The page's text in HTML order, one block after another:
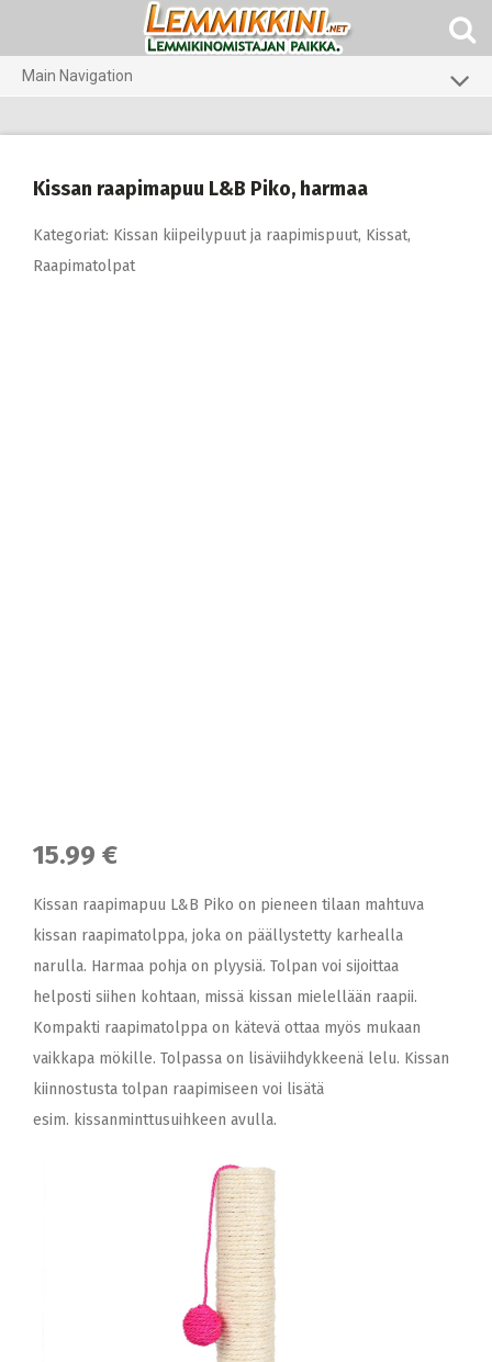
Main Navigation
Eläinlääkäriruoat
Koti ja piha
Marsut
Kissan raapimapuu L&B Piko, harmaa
Kategoriat: Kissan kiipeilypuut ja raapimispuut, Kissat,
Raapimatolpat
15.99 €
Kissan raapimapuu L&B Piko on pieneen tilaan mahtuva
kissan raapimatolppa, joka on päällystetty karhealla
narulla. Harmaa pohja on plyysiä. Tolpan voi sijoittaa
helposti siihen kohtaan, missä kissan mielellään raapii.
Kompakti raapimatolppa on kätevä ottaa myös mukaan
vaikkapa mökille. Tolpassa on lisäviihdykkeenä lelu. Kissan
kiinnostusta tolpan raapimiseen voi lisätä
esim. kissanminttusuihkeen avulla.